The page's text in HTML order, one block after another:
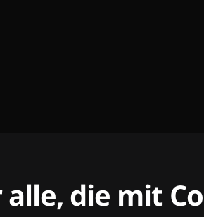
alle, die mit